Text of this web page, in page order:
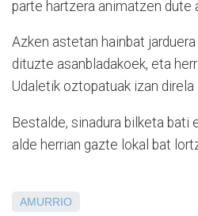
parte hartzera animatzen dute
Azken astetan hainbat
dituzte asanbladakoek, eta
Udaletik oztopatuak izan
Bestalde, sinadura bilketa bati
alde herrian gazte lokal bat
AMURRIO